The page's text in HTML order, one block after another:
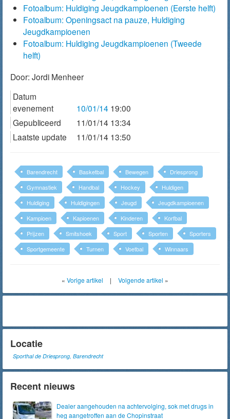
Fotoalbum: Huldiging Jeugdkampioenen (Eerste helft)
Fotoalbum: Openingsact na pauze, Huldiging
Jeugdkampioenen
Fotoalbum: Huldiging Jeugdkampioenen (Tweede
helft)
Door: Jordi Menheer
Datum
evenement
10/01/14 19:00
Gepubliceerd
11/01/14 13:34
Laatste update
11/01/14 13:50
Barendrecht Basketbal Bewegen
Driesprong
Gymnastiek
Handbal Hockey
Huldigen
Huldiging
Huldigingen Jeugd
Jeugdkampioenen
Kampioen
Kapioenen Kinderen
Korfbal
Prijzen
Smitshoek Sport Sporten
Sporters
Sportgemeente
Turnen Voetbal Winnaars
« Vorige artikel | Volgende artikel »
Locatie
Sporthal de Driesprong, Barendrecht
Recent nieuws
Dealer aangehouden na achtervolging, sok met drugs in
heg aangetroffen aan de Chopinstraat